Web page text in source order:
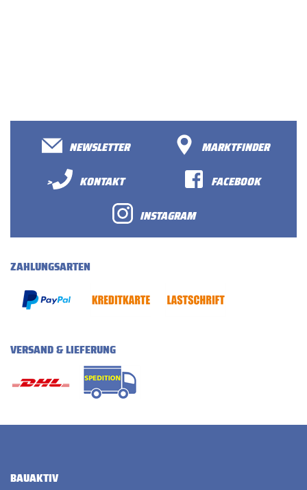
NEWSLETTER
MARKTFINDER
>
KONTAKT
FACEBOOK
INSTAGRAM
ZAHLUNGSARTEN
VERSAND & LIEFERUNG
BAUAKTIV